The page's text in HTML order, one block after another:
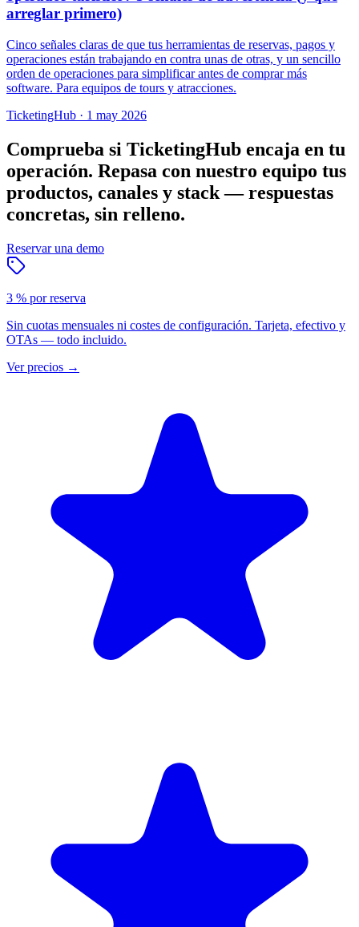
arreglar primero)
Cinco señales claras de que tus herramientas de reservas, pagos y
operaciones están trabajando en contra unas de otras, y un sencillo
orden de operaciones para simplificar antes de comprar más
software. Para equipos de tours y atracciones.
TicketingHub · 1 may 2026
Comprueba si TicketingHub encaja en tu
operación. Repasa con nuestro equipo tus
productos, canales y stack — respuestas
concretas, sin relleno.
Reservar una demo
3 % por reserva
Sin cuotas mensuales ni costes de configuración. Tarjeta, efectivo y
OTAs — todo incluido.
Ver precios →